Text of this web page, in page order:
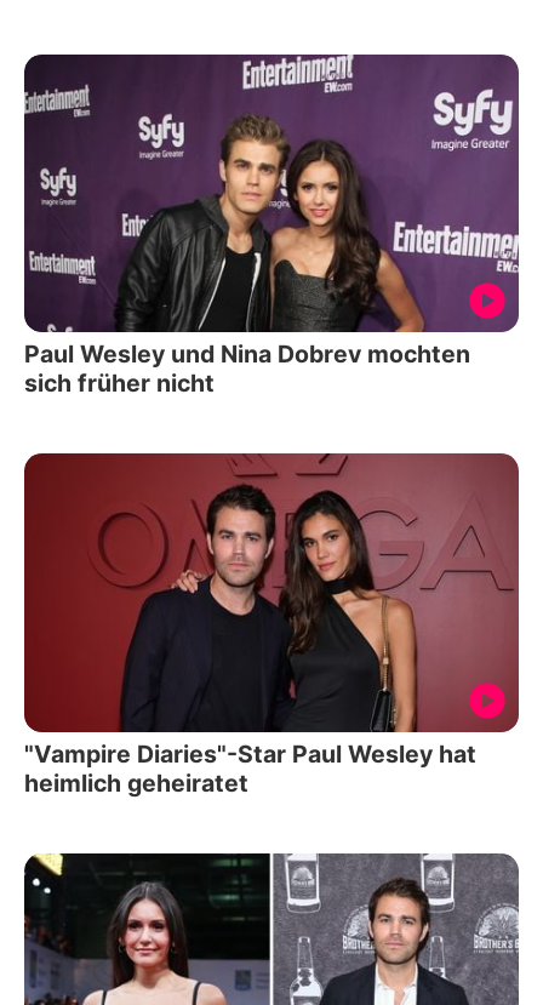
Paul Wesley und Nina Dobrev mochten
sich früher nicht
"Vampire Diaries"-Star Paul Wesley hat
heimlich geheiratet